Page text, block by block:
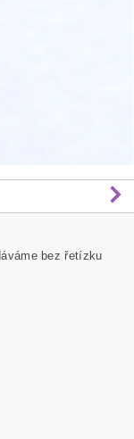
bez řetízku